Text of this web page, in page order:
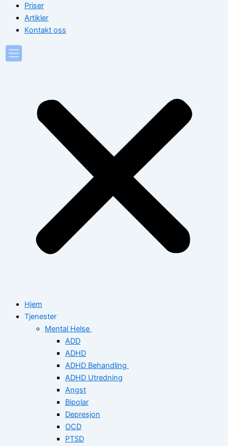
Priser
Artikler
Kontakt oss
Hjem
Tjenester
Mental Helse
ADD
ADHD
ADHD Behandling
ADHD Utredning
Angst
Bipolar
Depresjon
OCD
PTSD